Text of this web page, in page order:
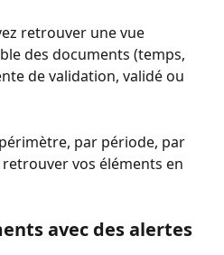
retrouver une vue
des documents (temps,
de validation, validé ou
par période, par
vos éléments en
avec des alertes